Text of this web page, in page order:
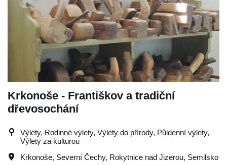
Krkonoše - Františkov a tradiční
dřevosochání
Výlety, Rodinné výlety, Výlety do přírody, Půldenní výlety,
Výlety za kulturou
Krkonoše, Severní Čechy, Rokytnice nad Jizerou, Semilsko